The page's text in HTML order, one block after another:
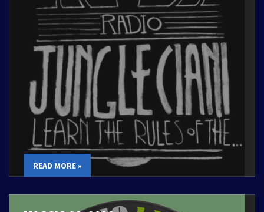
READ MORE »